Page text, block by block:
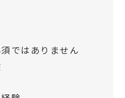
ではありません